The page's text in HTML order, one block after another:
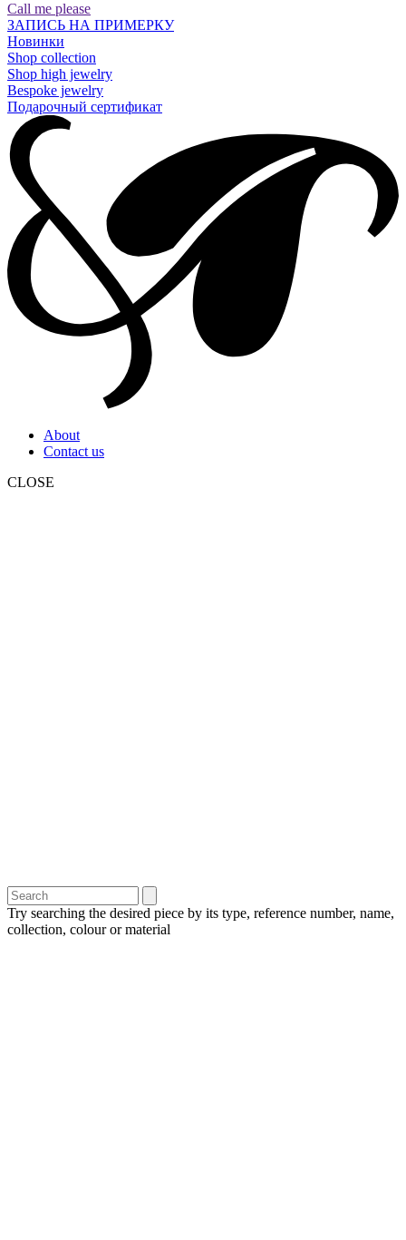
Call me please
ЗАПИСЬ НА ПРИМЕРКУ
Новинки
Shop collection
Shop high jewelry
Bespoke jewelry
Подарочный сертификат
About
Contact us
CLOSE
Try searching the desired piece by its type, reference number, name,
collection, colour or material